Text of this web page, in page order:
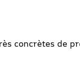
concrètes de